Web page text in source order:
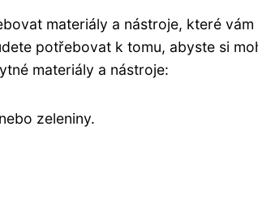
materiály a nástroje, které vám
potřebovat k tomu, abyste si
materiály a nástroje:
zeleniny.